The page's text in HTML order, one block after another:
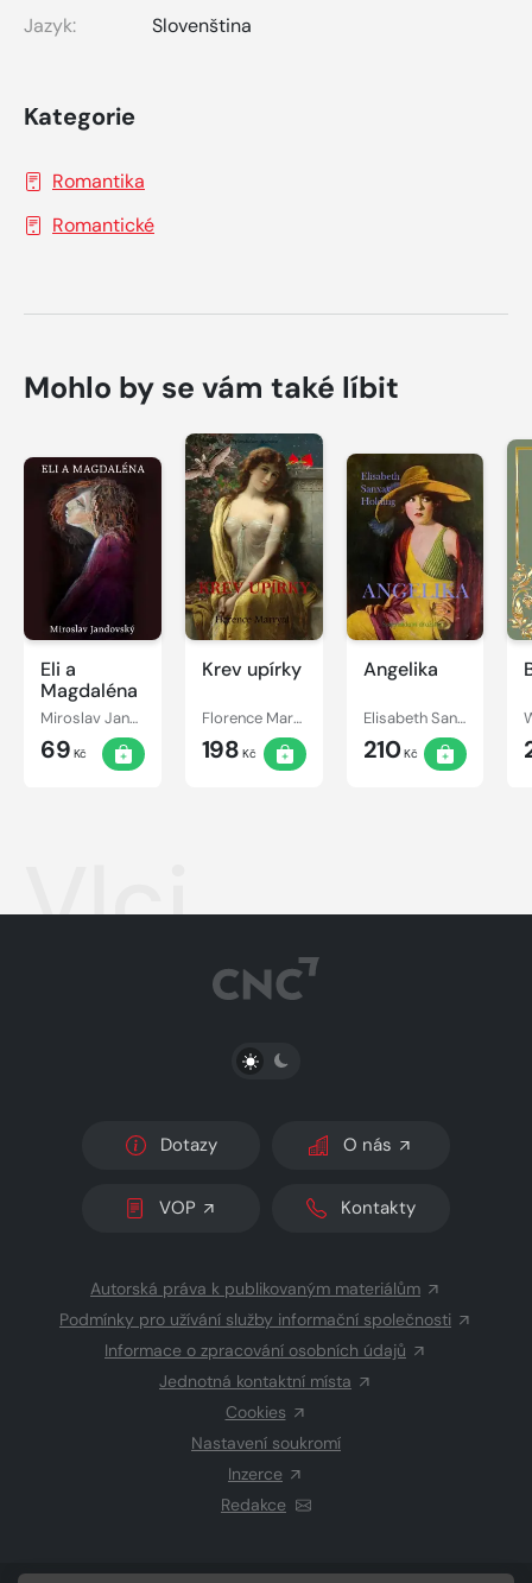
Jazyk:
Slovenština
Kategorie
Romantika
Romantické
Mohlo by se vám také líbit
Eli a
Magdaléna
Miroslav Jandovský
69 Kč
Krev upírky
Florence Marryat
198 Kč
Angelika
Elisabeth Sanxay Holding
210Kč
Vlci
PŘEPNOUT SVĚTLÝ/TMAVÝ REŽIM
Dotazy O nás
VOP Kontakty
Autorská práva k publikovaným materiálům
Podmínky pro užívání služby informační společnosti
Informace o zpracování osobních údajů
Jednotná kontaktní místa
Cookies
Nastavení soukromí
Inzerce
Redakce